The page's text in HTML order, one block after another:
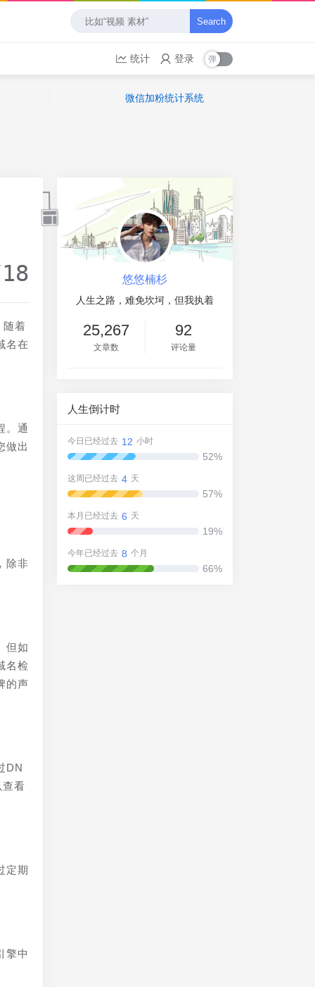
Search
统计 登录
微信加粉统计系统
随着
名在
。通
做出
除非
但如
名检
的声
DN
看
定期
擎中
悠悠楠杉
人生之路，难免坎坷，但我执着
25,267
文章数
92
评论量
人生倒计时
今日已经过去 12 小时
52%
这周已经过去 4 天
57%
本月已经过去 6 天
19%
今年已经过去 8 个月
66%